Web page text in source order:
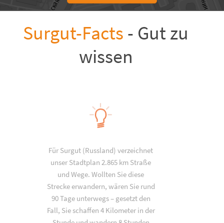
Surgut-Facts - Gut zu
wissen
Für Surgut (Russland) verzeichnet
unser Stadtplan 2.865 km Straße
und Wege. Wollten Sie diese
Strecke erwandern, wären Sie rund
90 Tage unterwegs – gesetzt den
Fall, Sie schaffen 4 Kilometer in der